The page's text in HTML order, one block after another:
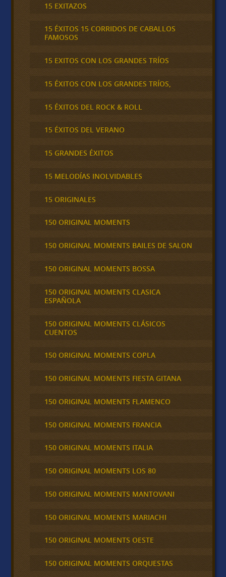
15 EXITAZOS
15 ÉXITOS 15 CORRIDOS DE CABALLOS
FAMOSOS
15 EXITOS CON LOS GRANDES TRÍOS
15 ÉXITOS CON LOS GRANDES TRÍOS,
15 ÉXITOS DEL ROCK & ROLL
15 ÉXITOS DEL VERANO
15 GRANDES ÉXITOS
15 MELODÍAS INOLVIDABLES
15 ORIGINALES
150 ORIGINAL MOMENTS
150 ORIGINAL MOMENTS BAILES DE SALON
150 ORIGINAL MOMENTS BOSSA
150 ORIGINAL MOMENTS CLASICA
ESPAÑOLA
150 ORIGINAL MOMENTS CLÁSICOS
CUENTOS
150 ORIGINAL MOMENTS COPLA
150 ORIGINAL MOMENTS FIESTA GITANA
150 ORIGINAL MOMENTS FLAMENCO
150 ORIGINAL MOMENTS FRANCIA
150 ORIGINAL MOMENTS ITALIA
150 ORIGINAL MOMENTS LOS 80
150 ORIGINAL MOMENTS MANTOVANI
150 ORIGINAL MOMENTS MARIACHI
150 ORIGINAL MOMENTS OESTE
150 ORIGINAL MOMENTS ORQUESTAS